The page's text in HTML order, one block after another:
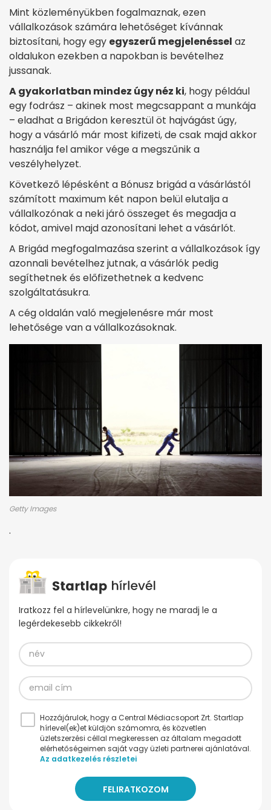
Mint közleményükben fogalmaznak, ezen
vállalkozások számára lehetőséget kívánnak
biztosítani, hogy egy egyszerű megjelenéssel az
oldalukon ezekben a napokban is bevételhez
jussanak.
A gyakorlatban mindez úgy néz ki, hogy például
egy fodrász – akinek most megcsappant a munkája
– eladhat a Brigádon keresztül öt hajvágást úgy,
hogy a vásárló már most kifizeti, de csak majd akkor
használja fel amikor vége a megszűnik a
veszélyhelyzet.
Következő lépésként a Bónusz brigád a vásárlástól
számított maximum két napon belül elutalja a
vállalkozónak a neki járó összeget és megadja a
kódot, amivel majd azonosítani lehet a vásárlót.
A Brigád megfogalmazása szerint a vállalkozások így
azonnali bevételhez jutnak, a vásárlók pedig
segíthetnek és előfizethetnek a kedvenc
szolgáltatásukra. ‌ ‌ ‌ ‌ ‌ ‌ ‌ ‌ ‌ ‌ ‌ ‌ ‌
A cég oldalán való megjelenésre már most
lehetősége van a vállalkozásoknak.
Getty Images
.
Iratkozz fel a hírlevelünkre, hogy ne maradj le a
legérdekesebb cikkekről!
Hozzájárulok, hogy a Central Médiacsoport Zrt. Startlap
hírlevel(ek)et küldjön számomra, és közvetlen
üzletszerzési céllal megkeressen az általam megadott
elérhetőségeimen saját vagy üzleti partnerei ajánlatával.
Az adatkezelés részletei